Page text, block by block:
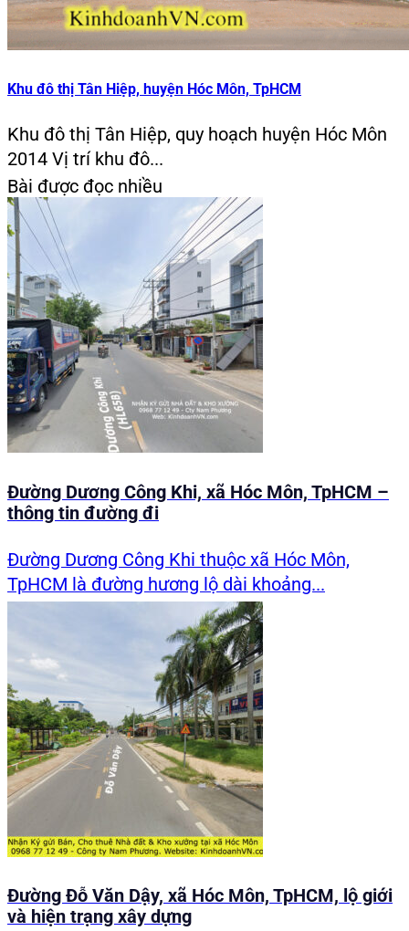
Khu đô thị Tân Hiệp, huyện Hóc Môn, TpHCM
Khu đô thị Tân Hiệp, quy hoạch huyện Hóc Môn
2014 Vị trí khu đô...
Bài được đọc nhiều
Đường Dương Công Khi, xã Hóc Môn, TpHCM –
thông tin đường đi
Đường Dương Công Khi thuộc xã Hóc Môn,
TpHCM là đường hương lộ dài khoảng...
Đường Đỗ Văn Dậy, xã Hóc Môn, TpHCM, lộ giới
và hiện trạng xây dựng